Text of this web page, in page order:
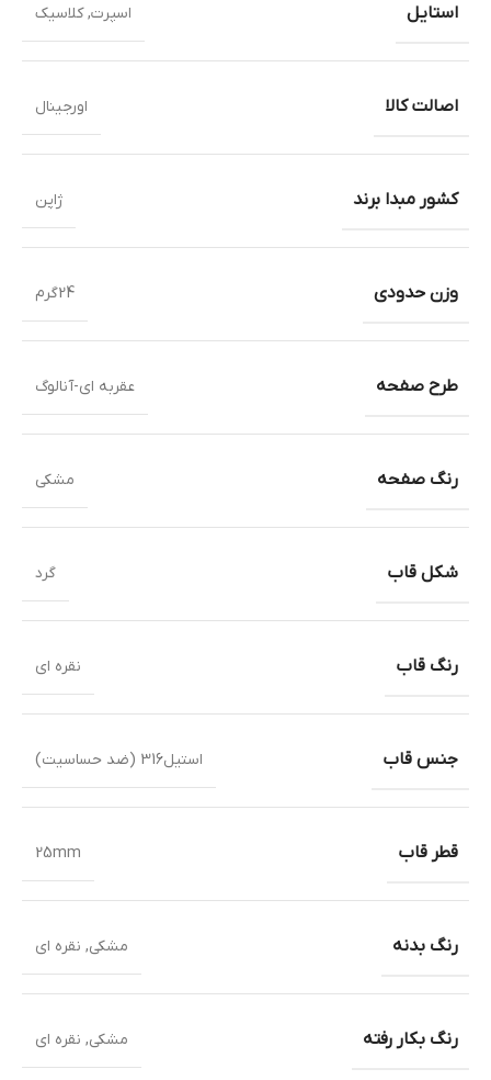
استایل اسپرت,کلاسیک
اصالت کالا اورجینال
کشور مبدا برند ژاپن
وزن حدودی 24گرم
طرح صفحه عقربه ای-آنالوگ
رنگ صفحه مشکی
شکل قاب گرد
رنگ قاب نقره ای
جنس قاب استیل316 (ضد حساسیت)
قطر قاب 25mm
رنگ بدنه مشکی, نقره ای
رنگ بکار رفته مشکی, نقره ای